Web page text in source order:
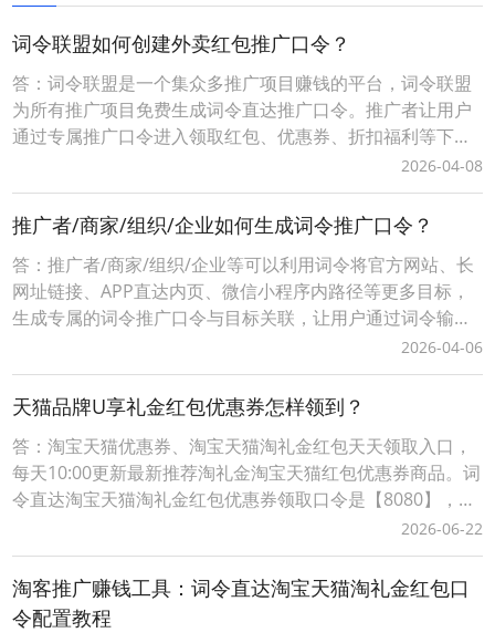
词令联盟如何创建外卖红包推广口令？
答：词令联盟是一个集众多推广项目赚钱的平台，词令联盟
为所有推广项目免费生成词令直达推广口令。推广者让用户
通过专属推广口令进入领取红包、优惠券、折扣福利等下单
可享受优惠，推广者可获得成交订单相应的佣金轻松赚钱。0
成本无压力、多劳多得时间自由、您只需做好一件事让用户
通过您的词令直达专属推广口令或推广素材进入下单即可获
得佣金，无需处理发货、服务等问题。词令联盟如何创建
2026-04-08
推广者/商家/组织/企业如何生成词令推广口令？
答：推广者/商家/组织/企业等可以利用词令将官方网站、长
网址链接、APP直达内页、微信小程序内路径等更多目标，
生成专属的词令推广口令与目标关联，让用户通过词令输入
口令直接打开目标。在词令口令有效期推广者可任意修改打
开的直达目标。推广者/商家/组织/企业如何生成词令推广口
令？第一步：注册申请自定义词令推广口令打开词令口令注
册申请官网：https://k.cilin
2026-04-06
天猫品牌U享礼金红包优惠券怎样领到？
答：淘宝天猫优惠券、淘宝天猫淘礼金红包天天领取入口，
每天10:00更新最新推荐淘礼金淘宝天猫红包优惠券商品。词
令直达淘宝天猫淘礼金红包优惠券领取口令是【8080】，每
天淘宝天猫购物前打开词令App，输入口令【 8080 】，搜
索进入前往淘礼金淘宝天猫红包优惠券领取入口挑选要购买
的商品领取淘宝天猫优惠券、淘宝天猫商品红包；词令直达
淘宝天猫优惠券淘礼金红包领取口令如
2026-06-22
淘客推广赚钱工具：词令直达淘宝天猫淘礼金红包口
令配置教程